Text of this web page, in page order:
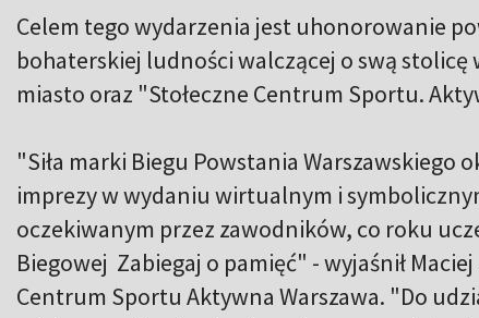
Celem tego wydarzenia jest uhonorowanie
bohaterskiej ludności walczącej o swą
miasto oraz "Stołeczne Centrum Sportu.
"Siła marki Biegu Powstania Warszawskiego
imprezy w wydaniu wirtualnym i
oczekiwanym przez zawodników, co roku
Biegowej Zabiegaj o pamięć" - wyjaśnił
Centrum Sportu Aktywna Warszawa. "Do